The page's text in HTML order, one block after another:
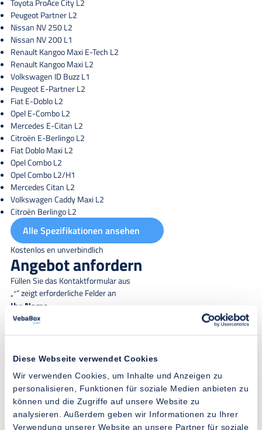
Diese Webseite verwendet Cookies
Wir verwenden Cookies, um Inhalte und Anzeigen zu
personalisieren, Funktionen für soziale Medien anbieten zu
können und die Zugriffe auf unsere Website zu
analysieren. Außerdem geben wir Informationen zu Ihrer
Verwendung unserer Website an unsere Partner für soziale
Toyota ProAce City L2
Peugeot Partner L2
Nissan NV 250 L2
Nissan NV 200 L1
Renault Kangoo Maxi E-Tech L2
Renault Kangoo Maxi L2
Volkswagen ID Buzz L1
Peugeot E-Partner L2
Fiat E-Doblo L2
Opel E-Combo L2
Mercedes E-Citan L2
Citroën E-Berlingo L2
Fiat Doblo Maxi L2
Opel Combo L2
Opel Combo L2/H1
Mercedes Citan L2
Volkswagen Caddy Maxi L2
Citroën Berlingo L2
Alle Spezifikationen ansehen
Kostenlos en unverbindlich
Angebot anfordern
Füllen Sie das Kontaktformular aus
„*“ zeigt erforderliche Felder an
Ihr Name
Firmenname *
E-Mail Adresse